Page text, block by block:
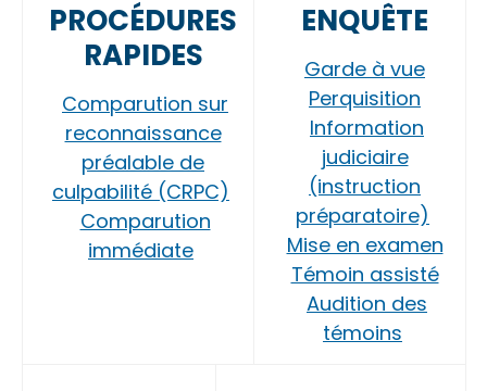
PROCÉDURES
RAPIDES
Comparution sur
reconnaissance
préalable de
culpabilité (CRPC)
Comparution
immédiate
ENQUÊTE
Garde à vue
Perquisition
Information
judiciaire
(instruction
préparatoire)
Mise en examen
Témoin assisté
Audition des
témoins